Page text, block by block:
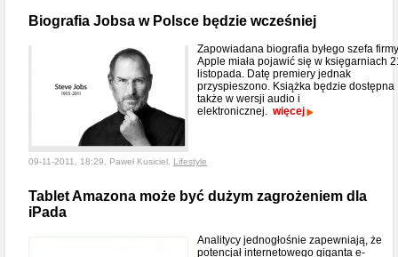
Biografia Jobsa w Polsce będzie wcześniej
Zapowiadana biografia byłego szefa firmy
Apple miała pojawić się w księgarniach
listopada. Datę premiery jednak
przyspieszono. Książka będzie dostępna
także w wersji audio i
elektronicznej. więcej
09-11-2011, 18:29, Paweł Kusiciel, Lifestyle
Tablet Amazona może być dużym zagrożeniem dla
iPada
Analitycy jednogłośnie zapewniają, że
potencjał internetowego giganta e-